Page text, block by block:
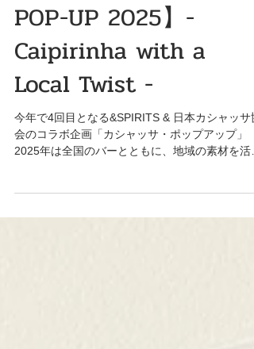
【CACHAÇA & SPIRITS
POP-UP 2025】-
Caipirinha with a
Local Twist -
今年で4回目となる&SPIRITS & 日本カシャッサ
会のコラボ企画「カシャッサ・ポップアップ」
した「ご当地カイピリーニャ」をお届けします